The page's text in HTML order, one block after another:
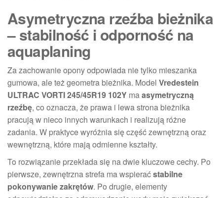
Asymetryczna rzeźba bieżnika
– stabilność i odporność na
aquaplaning
Za zachowanie opony odpowiada nie tylko mieszanka
gumowa, ale też geometra bieżnika. Model Vredestein
ULTRAC VORTI 245/45R19 102Y maasymetryczną
rzeźbę, co oznacza, że prawa i lewa strona bieżnika
pracują w nieco innych warunkach i realizują różne
zadania. W praktyce wyróżnia się część zewnętrzną oraz
wewnętrzną, które mają odmienne kształty.
To rozwiązanie przekłada się na dwie kluczowe cechy. Po
pierwsze, zewnętrzna strefa ma wspieraćstabilne
pokonywanie zakrętów. Po drugie, elementy